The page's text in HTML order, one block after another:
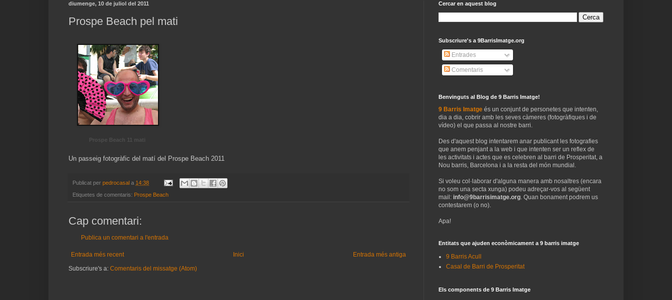
diumenge, 10 de juliol del 2011
Prospe Beach pel mati
Prospe Beach 11 mati
Un passeig fotogràfic del matí del Prospe Beach 2011
Publicat per pedrocasal a 14:38
Etiquetes de comentaris: Prospe Beach
Cap comentari:
Publica un comentari a l'entrada
Entrada més recent Entrada més antiga
Inici
Subscriure's a: Comentaris del missatge (Atom)
Cercar en aquest blog
Subscriure's a 9BarrisImatge.org
Entrades
Comentaris
Benvinguts al Blog de 9 Barris Imatge!
9 Barris Imatge és un conjunt de personetes que intenten,
dia a dia, cobrir amb les seves càmeres (fotogràfiques i de
vídeo) el que passa al nostre barri.
Des d'aquest blog intentarem anar publicant les fotografies
que anem penjant a la web i que intenten ser un reflex de
les activitats i actes que es celebren al barri de Prosperitat, a
Nou barris, Barcelona i a la resta del món mundial.
Si voleu col·laborar d'alguna manera amb nosaltres (encara
no som una secta xunga) podeu adreçar-vos al següent
mail: info@9barrisimatge.org. Quan bonament podrem us
contestarem (o no).
Apa!
Entitats que ajuden econòmicament a 9 barris imatge
9 Barris Acull
Casal de Barri de Prosperitat
Els components de 9 Barris Imatge